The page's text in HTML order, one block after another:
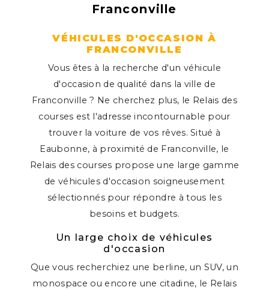
Franconville
VÉHICULES D'OCCASION À
FRANCONVILLE
Vous êtes à la recherche d'un véhicule
d'occasion de qualité dans la ville de
Franconville ? Ne cherchez plus, le Relais des
courses est l'adresse incontournable pour
trouver la voiture de vos rêves. Situé à
Eaubonne, à proximité de Franconville, le
Relais des courses propose une large gamme
de véhicules d'occasion soigneusement
sélectionnés pour répondre à tous les
besoins et budgets.
Un large choix de véhicules
d'occasion
Que vous recherchiez une berline, un SUV, un
monospace ou encore une citadine, le Relais